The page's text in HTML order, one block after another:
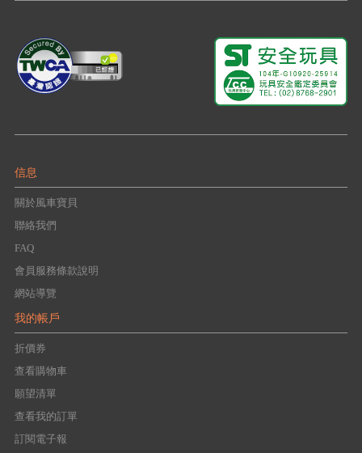
信息
關於風車寶貝
聯絡我們
FAQ
會員服務條款說明
網站導覽
我的帳戶
折價券
查看購物車
願望清單
查看我的訂單
訂閱電子報